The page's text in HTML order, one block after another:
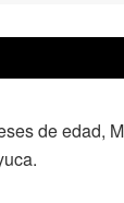
de edad,